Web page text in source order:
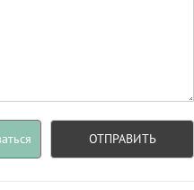
ОТПРАВИТЬ